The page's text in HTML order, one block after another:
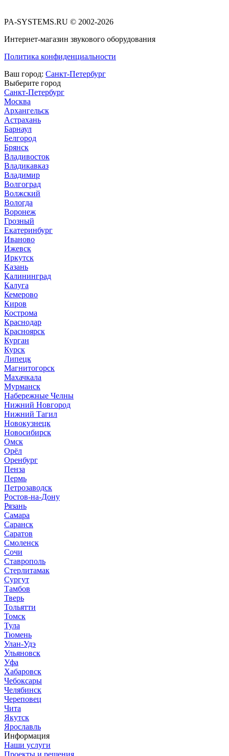
PA-SYSTEMS.RU © 2002-2026
Интернет-магазин звукового оборудования
Политика конфиденциальности
Ваш город: Санкт-Петербург
Выберите город
Санкт-Петербург
Москва
Архангельск
Астрахань
Барнаул
Белгород
Брянск
Владивосток
Владикавказ
Владимир
Волгоград
Волжский
Вологда
Воронеж
Грозный
Екатеринбург
Иваново
Ижевск
Иркутск
Казань
Калининград
Калуга
Кемерово
Киров
Кострома
Краснодар
Красноярск
Курган
Курск
Липецк
Магнитогорск
Махачкала
Мурманск
Набережные Челны
Нижний Новгород
Нижний Тагил
Новокузнецк
Новосибирск
Омск
Орёл
Оренбург
Пенза
Пермь
Петрозаводск
Ростов-на-Дону
Рязань
Самара
Саранск
Саратов
Смоленск
Сочи
Ставрополь
Стерлитамак
Сургут
Тамбов
Тверь
Тольятти
Томск
Тула
Тюмень
Улан-Удэ
Ульяновск
Уфа
Хабаровск
Чебоксары
Челябинск
Череповец
Чита
Якутск
Ярославль
Информация
Наши услуги
Проекты и решения